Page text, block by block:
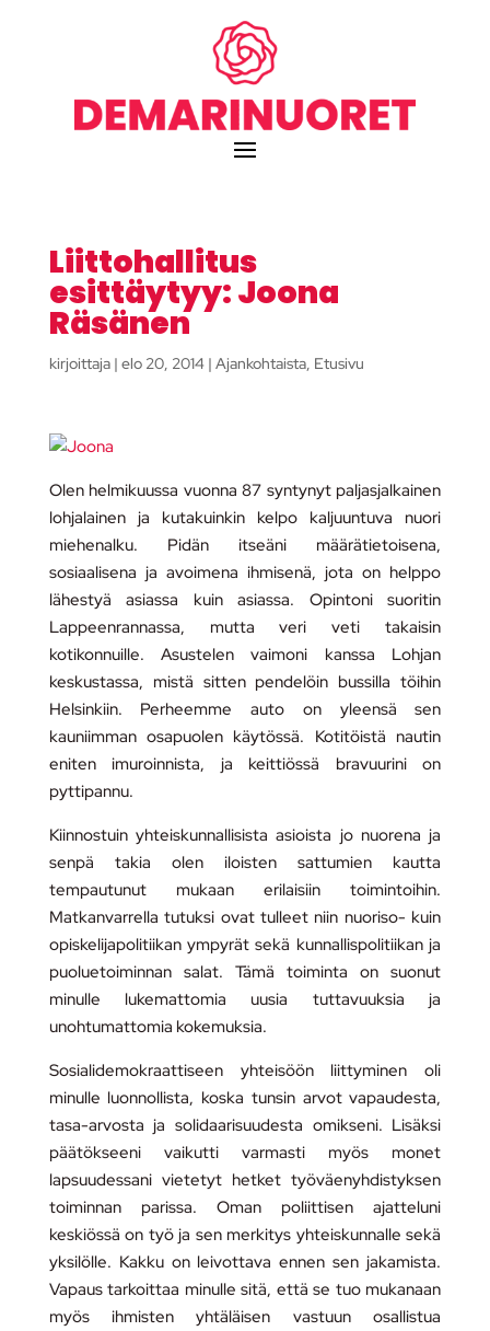
Liittohallitus
esittäytyy: Joona
Räsänen
kirjoittaja | elo 20, 2014| Ajankohtaista, Etusivu
Olen helmikuussa vuonna 87 syntynyt paljasjalkainen
lohjalainen ja kutakuinkin kelpo kaljuuntuva nuori
miehenalku. Pidän itseäni määrätietoisena,
sosiaalisena ja avoimena ihmisenä, jota on helppo
lähestyä asiassa kuin asiassa. Opintoni suoritin
Lappeenrannassa, mutta veri veti takaisin
kotikonnuille. Asustelen vaimoni kanssa Lohjan
keskustassa, mistä sitten pendelöin bussilla töihin
Helsinkiin. Perheemme auto on yleensä sen
kauniimman osapuolen käytössä. Kotitöistä nautin
eniten imuroinnista, ja keittiössä bravuurini on
pyttipannu.
Kiinnostuin yhteiskunnallisista asioista jo nuorena ja
senpä takia olen iloisten sattumien kautta
tempautunut mukaan erilaisiin toimintoihin.
Matkanvarrella tutuksi ovat tulleet niin nuoriso- kuin
opiskelijapolitiikan ympyrät sekä kunnallispolitiikan ja
puoluetoiminnan salat. Tämä toiminta on suonut
minulle lukemattomia uusia tuttavuuksia ja
unohtumattomia kokemuksia.
Sosialidemokraattiseen yhteisöön liittyminen oli
minulle luonnollista, koska tunsin arvot vapaudesta,
tasa-arvosta ja solidaarisuudesta omikseni. Lisäksi
päätökseeni vaikutti varmasti myös monet
lapsuudessani vietetyt hetket työväenyhdistyksen
toiminnan parissa. Oman poliittisen ajatteluni
keskiössä on työ ja sen merkitys yhteiskunnalle sekä
yksilölle. Kakku on leivottava ennen sen jakamista.
Vapaus tarkoittaa minulle sitä, että se tuo mukanaan
myös ihmisten yhtäläisen vastuun osallistua